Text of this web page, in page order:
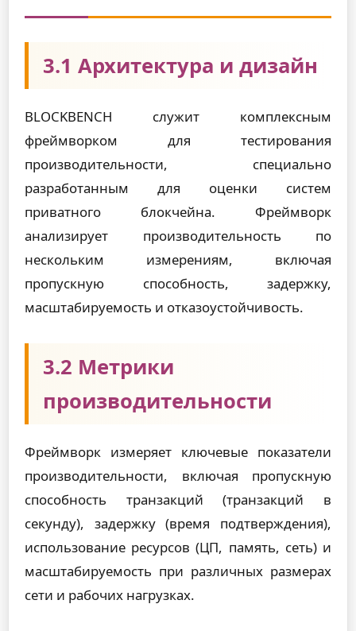
3.1 Архитектура и дизайн
BLOCKBENCH служит комплексным
фреймворком для тестирования
производительности, специально
разработанным для оценки систем
приватного блокчейна. Фреймворк
анализирует производительность по
нескольким измерениям, включая
пропускную способность, задержку,
масштабируемость и отказоустойчивость.
3.2 Метрики
производительности
Фреймворк измеряет ключевые показатели
производительности, включая пропускную
способность транзакций (транзакций в
секунду), задержку (время подтверждения),
использование ресурсов (ЦП, память, сеть) и
масштабируемость при различных размерах
сети и рабочих нагрузках.